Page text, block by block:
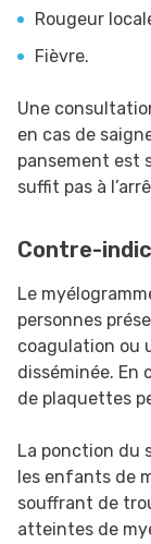
Rougeur
Fièvre.
Une
en cas de
pansement est
suffit pas à
Contre-
Le
personnes
coagulation ou
disséminée. En
de plaquettes
La ponction du
les enfants de
souffrant de
atteintes de